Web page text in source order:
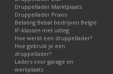
Druppellader Marktplaats
Druppellader Praxis
Betaling Bebat bedrijven België
IP-klassen met uitleg
Hoe werkt een druppellader?
Hoe gebruik je een
druppellader?
Laders voor garage en
werkplaats